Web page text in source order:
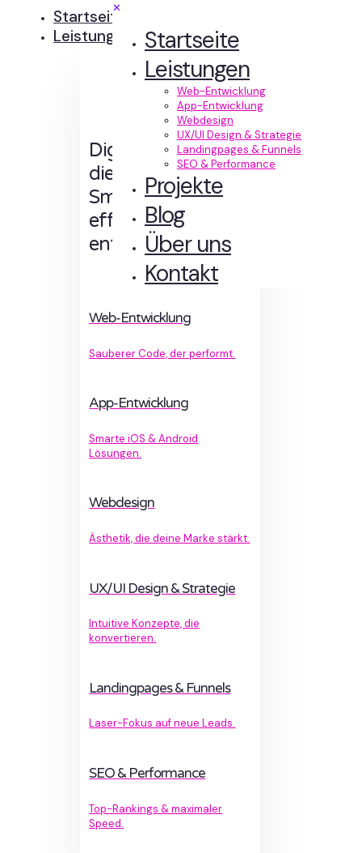
✕
Startseite
Leistungen
Web-Entwicklung
App-Entwicklung
Webdesign
UX/UI Design & Strategie
Landingpages & Funnels
SEO & Performance
Projekte
Blog
Über uns
Kontakt
Startseite
Leistungen
Digitale Erlebnisse,
die Sinn machen.
Smart designt und
effizient
entwickelt.
Web-Entwicklung
Sauberer Code, der performt.
App-Entwicklung
Smarte iOS & Android
Lösungen.
Webdesign
Ästhetik, die deine Marke stärkt.
UX/UI Design & Strategie
Intuitive Konzepte, die
konvertieren.
Landingpages & Funnels
Laser-Fokus auf neue Leads.
SEO & Performance
Top-Rankings & maximaler
Speed.